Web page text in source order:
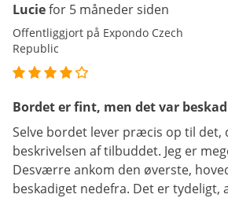
Luciefor 5 måneder siden
Offentliggjort på Expondo Czech
Republic
Bordet er fint, men det var
Selve bordet lever præcis op til det,
beskrivelsen af tilbuddet. Jeg er
Desværre ankom den øverste,
beskadiget nedefra. Det er